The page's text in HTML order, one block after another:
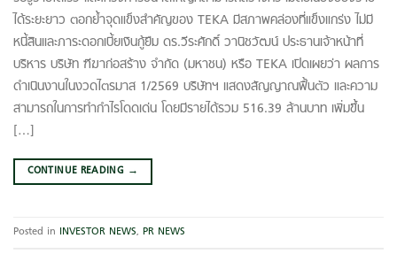
ได้ระยะยาว ตอกย้ำจุดแข็งสำคัญของ TEKA มีสภาพคล่องที่แข็งแกร่ง ไม่มี
หนี้สินและภาระดอกเบี้ยเงินกู้ยืม ดร.วีระศักดิ์ วานิชวัฒน์ ประธานเจ้าหน้าที่
บริหาร บริษัท ฑีฆาก่อสร้าง จำกัด (มหาชน) หรือ TEKA เปิดเผยว่า ผลการ
ดำเนินงานในงวดไตรมาส 1/2569 บริษัทฯ แสดงสัญญาณฟื้นตัว และความ
สามารถในการทำกำไรโดดเด่น โดยมีรายได้รวม 516.39 ล้านบาท เพิ่มขึ้น
[…]
CONTINUE READING →
Posted in INVESTOR NEWS, PR NEWS